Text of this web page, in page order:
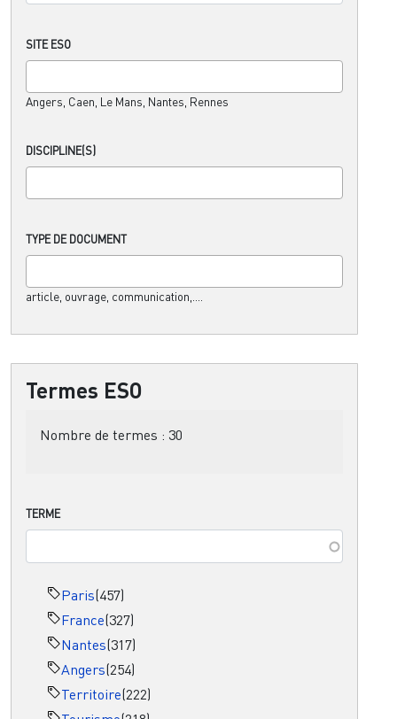
SITE ESO
Angers, Caen, Le Mans, Nantes, Rennes
DISCIPLINE(S)
TYPE DE DOCUMENT
article, ouvrage, communication,....
Termes ESO
Nombre de termes : 30
TERME
Paris(457)
France(327)
Nantes(317)
Angers(254)
Territoire(222)